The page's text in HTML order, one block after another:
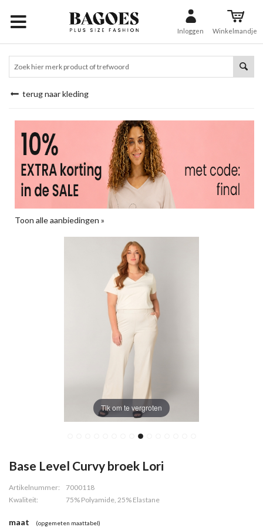
Inloggen Winkelmandje
terug naar kleding
Toon alle aanbiedingen »
Tik om te vergroten
Base Level Curvy broek Lori
Artikelnummer:
7000118
Kwaliteit:
75% Polyamide, 25% Elastane
maat (opgemeten maattabel)